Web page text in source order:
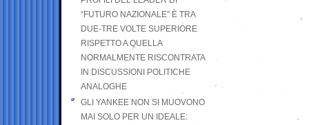
“FUTURO NAZIONALE” È TRA
DUE-TRE VOLTE SUPERIORE
RISPETTO A QUELLA
NORMALMENTE RISCONTRATA
IN DISCUSSIONI POLITICHE
ANALOGHE
GLI YANKEE NON SI MUOVONO
MAI SOLO PER UN IDEALE: